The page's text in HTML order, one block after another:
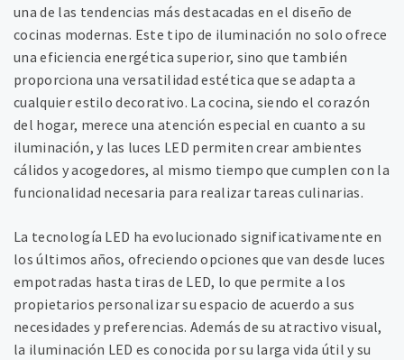
una de las tendencias más destacadas en el diseño de
cocinas modernas. Este tipo de iluminación no solo ofrece
una eficiencia energética superior, sino que también
proporciona una versatilidad estética que se adapta a
cualquier estilo decorativo. La cocina, siendo el corazón
del hogar, merece una atención especial en cuanto a su
iluminación, y las luces LED permiten crear ambientes
cálidos y acogedores, al mismo tiempo que cumplen con la
funcionalidad necesaria para realizar tareas culinarias.
La tecnología LED ha evolucionado significativamente en
los últimos años, ofreciendo opciones que van desde luces
empotradas hasta tiras de LED, lo que permite a los
propietarios personalizar su espacio de acuerdo a sus
necesidades y preferencias. Además de su atractivo visual,
la iluminación LED es conocida por su larga vida útil y su